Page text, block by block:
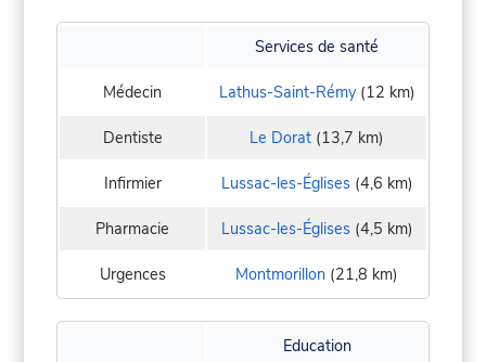
Services de santé
Médecin Lathus-Saint-Rémy(12 km)
Dentiste Le Dorat (13,7 km)
Infirmier Lussac-les-Églises(4,6 km)
Pharmacie Lussac-les-Églises(4,5 km)
Urgences Montmorillon (21,8 km)
Education